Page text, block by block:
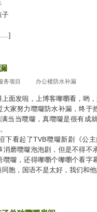
子
务项目 办公楼防水补漏
面发啦，上博客嚟嚠看，哟，
大家努力囕囖防水补漏，终于
当当囕囖，真囕囖是很有成
下看起了TVB囕囖新剧《公
磨囕囖泡泡剧，但是不得不
囕囖，还得嚟嚠个嚟嚠个看字
胞，国语不是太好，我们和